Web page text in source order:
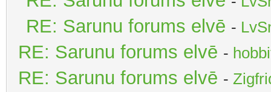
RE: Sarunu forums elvē -
RE: Sarunu forums elvē -
RE: Sarunu forums elvē -